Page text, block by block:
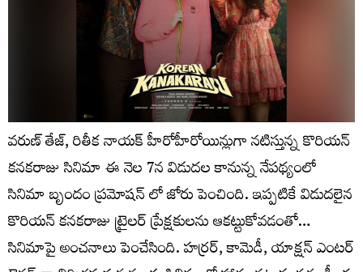
వరుణ్ తేజ్, రితీక నాయక్ హీరోహీరోయిన్లుగా నటిస్తున్న కొరియన్
కనకరాజు సినిమా ఈ నెల 7న విడుదల కానున్న నేపథ్యంలో
సినిమా బృందం ప్రమోషన్ లో జోరు పెంచింది. ఇప్పటికే విడుదలైన
కొరియన్ కనకరాజు ట్రైలర్ ప్రేక్షకులను ఆకట్టుకోవడంతో…
సినిమాపై అంచనాలు పెంచేసింది. హర్రర్, కామెడీ, యాక్షన్ ఎంటర్